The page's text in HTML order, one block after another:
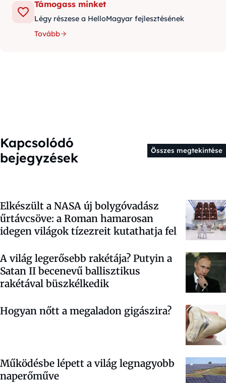
Támogass minket
Légy részese a HelloMagyar fejlesztésének
Tovább
Kapcsolódó
bejegyzések
Összes megtekintése
Elkészült a NASA új bolygóvadász
űrtávcsöve: a Roman hamarosan
idegen világok tízezreit kutathatja fel
A világ legerősebb rakétája? Putyin a
Satan II becenevű ballisztikus
rakétával büszkélkedik
Hogyan nőtt a megaladon gigászira?
Működésbe lépett a világ legnagyobb
naperőműve